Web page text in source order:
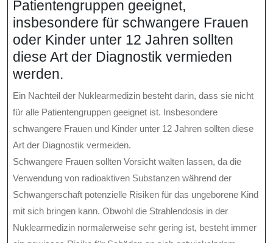
Patientengruppen geeignet,
insbesondere für schwangere Frauen
oder Kinder unter 12 Jahren sollten
diese Art der Diagnostik vermieden
werden.
Ein Nachteil der Nuklearmedizin besteht darin, dass sie nicht
für alle Patientengruppen geeignet ist. Insbesondere
schwangere Frauen und Kinder unter 12 Jahren sollten diese
Art der Diagnostik vermeiden.
Schwangere Frauen sollten Vorsicht walten lassen, da die
Verwendung von radioaktiven Substanzen während der
Schwangerschaft potenzielle Risiken für das ungeborene Kind
mit sich bringen kann. Obwohl die Strahlendosis in der
Nuklearmedizin normalerweise sehr gering ist, besteht immer